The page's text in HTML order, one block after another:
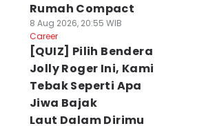
Rumah Compact
8 Aug 2026, 20:55 WIB
Career
[QUIZ] Pilih Bendera
Jolly Roger Ini, Kami
Tebak Seperti Apa
Jiwa Bajak
Laut Dalam Dirimu